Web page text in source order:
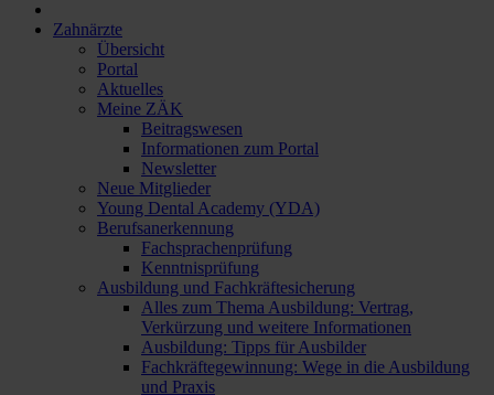
Zahnärzte
Übersicht
Portal
Aktuelles
Meine ZÄK
Beitragswesen
Informationen zum Portal
Newsletter
Neue Mitglieder
Young Dental Academy (YDA)
Berufsanerkennung
Fachsprachenprüfung
Kenntnisprüfung
Ausbildung und Fachkräftesicherung
Alles zum Thema Ausbildung: Vertrag,
Verkürzung und weitere Informationen
Ausbildung: Tipps für Ausbilder
Fachkräftegewinnung: Wege in die Ausbildung
und Praxis